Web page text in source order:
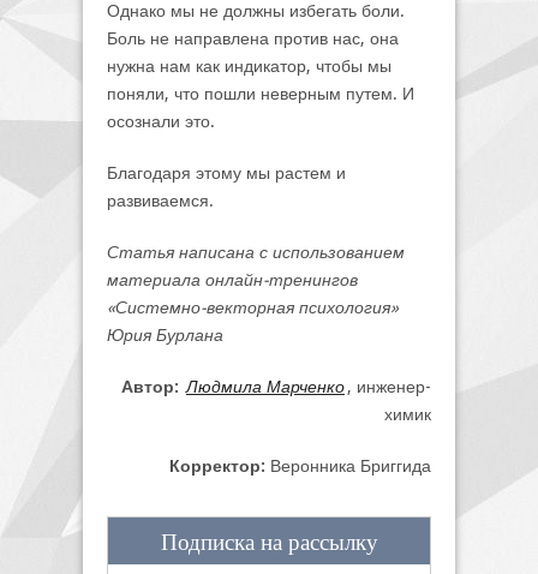
Однако мы не должны избегать боли.
Боль не направлена против нас, она
нужна нам как индикатор, чтобы мы
поняли, что пошли неверным путем. И
осознали это.
Благодаря этому мы растем и
развиваемся.
Статья написана с использованием
материала онлайн-тренингов
«Системно-векторная психология»
Юрия Бурлана
Автор: Людмила Марченко, инженер-
химик
Корректор: Веронника Бриггида